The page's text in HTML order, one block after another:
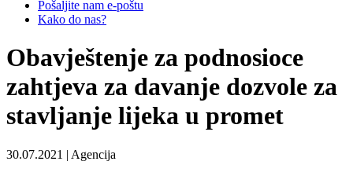
Pošaljite nam e-poštu
Kako do nas?
Obavještenje za podnosioce
zahtjeva za davanje dozvole za
stavljanje lijeka u promet
30.07.2021 | Agencija